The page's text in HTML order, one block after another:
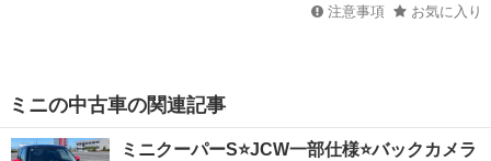
注意事項 お気に入り
ミニの中古車の関連記事
ミニクーパーS⭐️JCW一部仕様⭐️バックカメラ